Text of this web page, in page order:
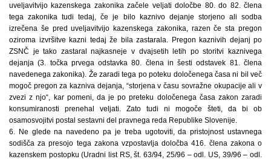
uveljavitvijo kazenskega zakonika začele veljati določbe 80. do 82. člena
tega zakonika tudi tedaj, če je bilo kaznivo dejanje storjeno ali sodba
izrečena še pred uveljavitvijo kazenskega zakonika, razen če sta pregon
oziroma izvršitve kazni tedaj že bila zastarala. Pregon kaznivih dejanj po
ZSNČ je tako zastaral najkasneje v dvajsetih letih po storitvi kaznivega
dejanja (3. točka prvega odstavka 80. člena in šesti odstavek 81. člena
navedenega zakonika). Že zaradi tega po poteku določenega časa ni bil več
mogoč pregon za kazniva dejanja, “storjena v času sovražne okupacije ali v
zvezi z njo“, kar pomeni, da je po preteku določenega časa zakon zaradi
konsumiranosti prenehal veljati. Zato tudi ni mogoče šteti, da bi ob
osamosvojitvi postal sestavni del pravnega reda Republike Slovenije.
6. Ne glede na navedeno pa je treba ugotoviti, da pristojnost ustavnega
sodišča za presojo tega zakona vzpostavlja določba 416. člena zakona o
kazenskem postopku (Uradni list RS, št. 63/94, 25/96 – odl. US, 39/96 – odl.